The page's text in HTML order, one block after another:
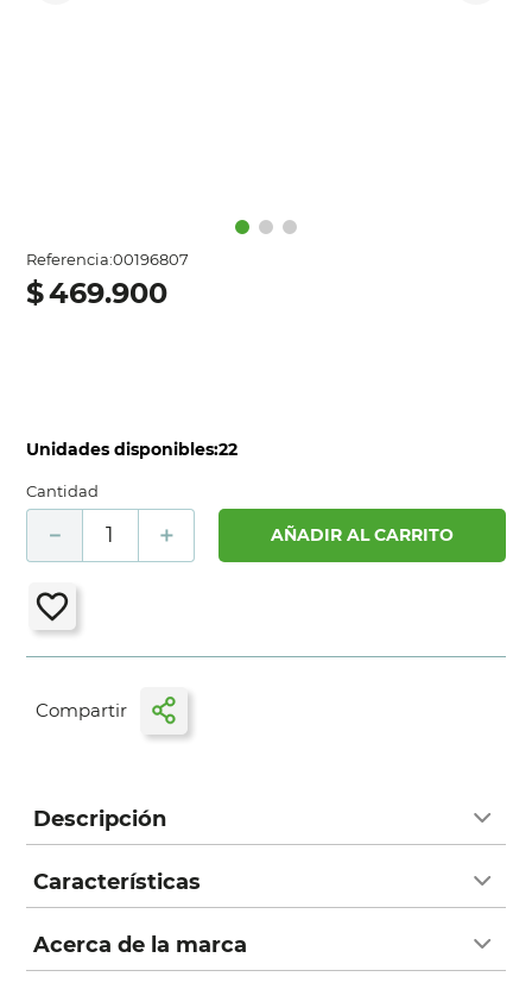
Referencia:00196807
$469.900
Unidades disponibles:22
Cantidad
＋
－ AÑADIR AL CARRITO
Descripción
Características
Acerca de la marca